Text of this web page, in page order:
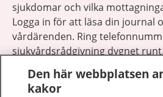
sjukdomar och vilka
Logga in för att läsa din journal
vårdärenden. Ring
sjukvårdsrådgivning dygnet
Den här webbplatsen
kakor